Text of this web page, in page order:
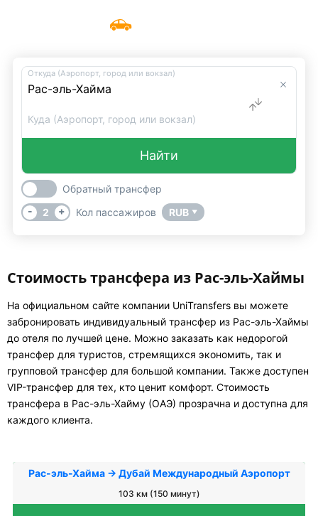
Такси в Рас-эль-Хайме
Откуда (Аэропорт, город или вокзал)
Куда (Аэропорт, город или вокзал)
Найти
Обратный трансфер
-
2 + Кол пассажиров RUB ▼
Стоимость трансфера из Рас-эль-Хаймы
На официальном сайте компании UniTransfers вы можете
забронировать индивидуальный трансфер из Рас-эль-Хаймы
до отеля по лучшей цене. Можно заказать как недорогой
трансфер для туристов, стремящихся экономить, так и
групповой трансфер для большой компании. Также доступен
VIP-трансфер для тех, кто ценит комфорт. Стоимость
трансфера в Рас-эль-Хайму (ОАЭ) прозрачна и доступна для
каждого клиента.
Рас-эль-Хайма → Дубай Международный Аэропорт
103 км (150 минут)